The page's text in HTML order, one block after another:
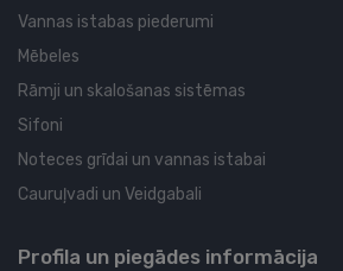
Vannas istabas piederumi
Mēbeles
Rāmji un skalošanas sistēmas
Sifoni
Noteces grīdai un vannas istabai
Cauruļvadi un Veidgabali
Profila un piegādes informācija